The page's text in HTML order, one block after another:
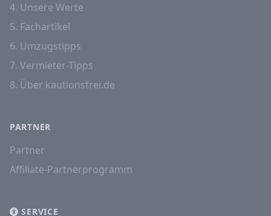
4. Unsere Werte
5. Fachartikel
6. Umzugstipps
7. Vermieter-Tipps
8. Über kautionsfrei.de
PARTNER
Partner
Affiliate-Partnerprogramm
SERVICE